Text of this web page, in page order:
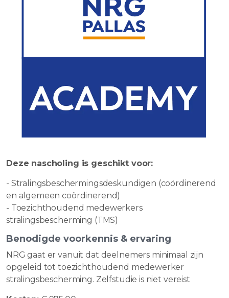
Deze nascholing is geschikt voor:
- Stralingsbeschermingsdeskundigen (coördinerend
en algemeen coördinerend)
- Toezichthoudend medewerkers
stralingsbescherming (TMS)
Benodigde voorkennis & ervaring
NRG gaat er vanuit dat deelnemers minimaal zijn
opgeleid tot toezichthoudend medewerker
stralingsbescherming. Zelfstudie is niet vereist